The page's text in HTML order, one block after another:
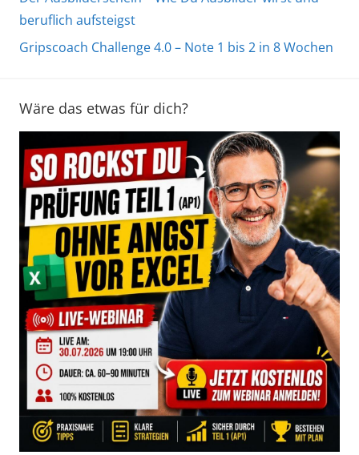
beruflich aufsteigst
Gripscoach Challenge 4.0 – Note 1 bis 2 in 8 Wochen
Wäre das etwas für dich?